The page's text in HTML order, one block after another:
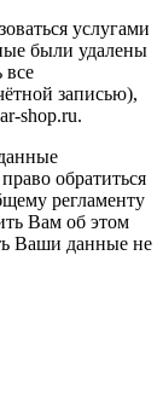
услугами
были удалены
все
записью),
shop.ru.
обратиться
регламенту
Вам об этом
Ваши данные не